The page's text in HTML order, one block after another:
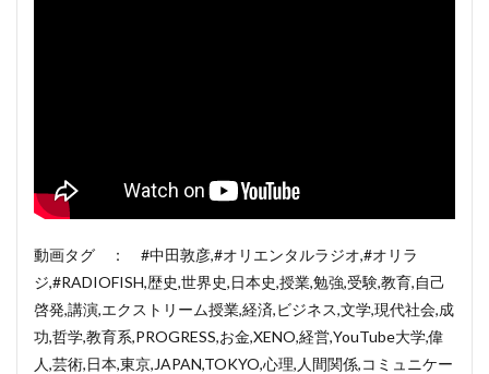
動画タグ ： #中田敦彦,#オリエンタルラジオ,#オリラ
ジ,#RADIOFISH,歴史,世界史,日本史,授業,勉強,受験,教育,自己
啓発,講演,エクストリーム授業,経済,ビジネス,文学,現代社会,成
功,哲学,教育系,PROGRESS,お金,XENO,経営,YouTube大学,偉
人,芸術,日本,東京,JAPAN,TOKYO,心理,人間関係,コミュニケー